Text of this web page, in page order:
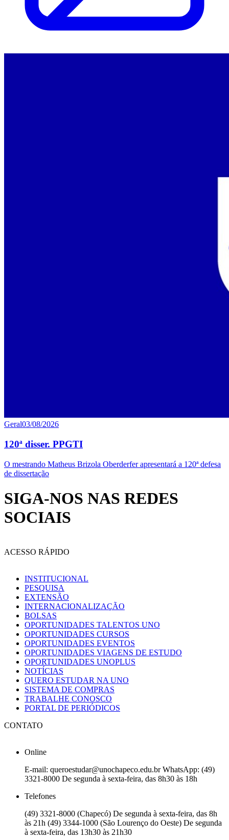
Geral03/08/2026
120ª disser. PPGTI
O mestrando Matheus Brizola Oberderfer apresentará a 120ª defesa
de dissertação
SIGA-NOS NAS REDES
SOCIAIS
ACESSO RÁPIDO
INSTITUCIONAL
PESQUISA
EXTENSÃO
INTERNACIONALIZAÇÃO
BOLSAS
OPORTUNIDADES TALENTOS UNO
OPORTUNIDADES CURSOS
OPORTUNIDADES EVENTOS
OPORTUNIDADES VIAGENS DE ESTUDO
OPORTUNIDADES UNOPLUS
NOTÍCIAS
QUERO ESTUDAR NA UNO
SISTEMA DE COMPRAS
TRABALHE CONOSCO
PORTAL DE PERIÓDICOS
CONTATO
Online
E-mail: queroestudar@unochapeco.edu.br WhatsApp: (49)
3321-8000 De segunda à sexta-feira, das 8h30 às 18h
Telefones
(49) 3321-8000 (Chapecó) De segunda à sexta-feira, das 8h
às 21h (49) 3344-1000 (São Lourenço do Oeste) De segunda
à sexta-feira, das 13h30 às 21h30